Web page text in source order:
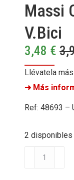
Massi
V.Bici
3,48 €
Llévatela
➜ Más
Ref: 48693 –
2 disponibles
Massi